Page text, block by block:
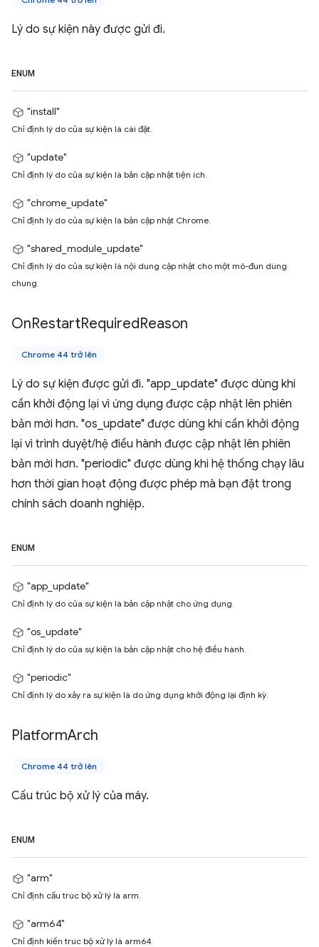
Lý do sự kiện này được gửi đi.
ENUM
"install"
Chỉ định lý do của sự kiện là cài đặt.
"update"
Chỉ định lý do của sự kiện là bản cập nhật tiện ích.
"chrome_update"
Chỉ định lý do của sự kiện là bản cập nhật Chrome.
"shared_module_update"
Chỉ định lý do của sự kiện là nội dung cập nhật cho một mô-đun dùng
chung.
OnRestartRequiredReason
Chrome 44 trở lên
Lý do sự kiện được gửi đi. "app_update" được dùng khi
cần khởi động lại vì ứng dụng được cập nhật lên phiên
bản mới hơn. "os_update" được dùng khi cần khởi động
lại vì trình duyệt/hệ điều hành được cập nhật lên phiên
bản mới hơn. "periodic" được dùng khi hệ thống chạy lâu
hơn thời gian hoạt động được phép mà bạn đặt trong
chính sách doanh nghiệp.
ENUM
"app_update"
Chỉ định lý do của sự kiện là bản cập nhật cho ứng dụng.
"os_update"
Chỉ định lý do của sự kiện là bản cập nhật cho hệ điều hành.
"periodic"
Chỉ định lý do xảy ra sự kiện là do ứng dụng khởi động lại định kỳ.
PlatformArch
Chrome 44 trở lên
Cấu trúc bộ xử lý của máy.
ENUM
"arm"
Chỉ định cấu trúc bộ xử lý là arm.
"arm64"
Chỉ định kiến trúc bộ xử lý là arm64.